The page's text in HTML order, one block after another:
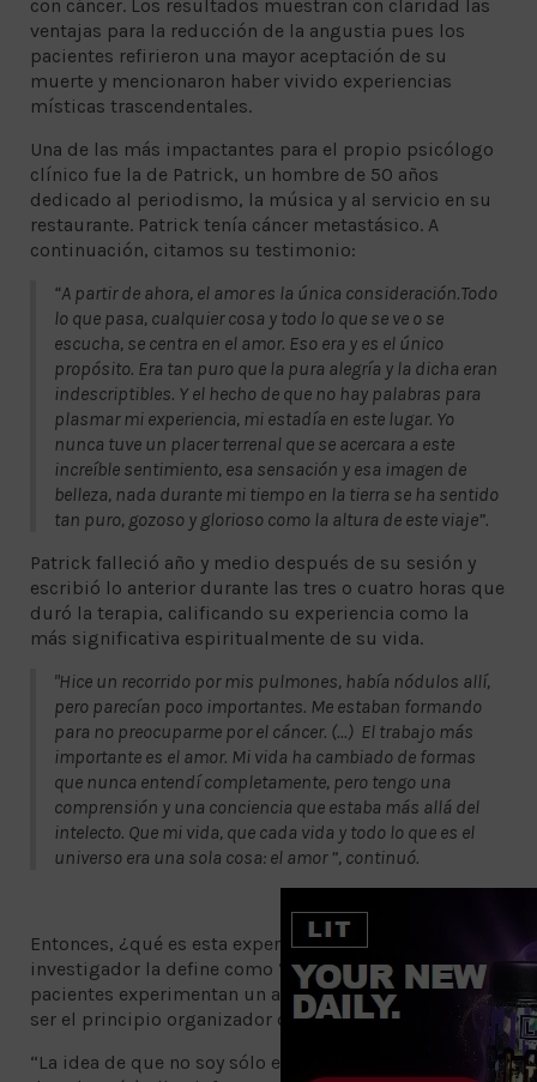
con cáncer. Los resultados muestran con claridad las
ventajas para la reducción de la angustia pues los
pacientes refirieron una mayor aceptación de su
muerte y mencionaron haber vivido experiencias
místicas trascendentales.
Una de las más impactantes para el propio psicólogo
clínico fue la de Patrick, un hombre de 50 años
dedicado al periodismo, la música y al servicio en su
restaurante. Patrick tenía cáncer metastásico. A
continuación, citamos su testimonio:
“A partir de ahora, el amor es la única consideración.Todo
lo que pasa, cualquier cosa y todo lo que se ve o se
escucha, se centra en el amor. Eso era y es el único
propósito. Era tan puro que la pura alegría y la dicha eran
indescriptibles. Y el hecho de que no hay palabras para
plasmar mi experiencia, mi estadía en este lugar. Yo
nunca tuve un placer terrenal que se acercara a este
increíble sentimiento, esa sensación y esa imagen de
belleza, nada durante mi tiempo en la tierra se ha sentido
tan puro, gozoso y glorioso como la altura de este viaje”.
Patrick falleció año y medio después de su sesión y
escribió lo anterior durante las tres o cuatro horas que
duró la terapia, calificando su experiencia como la
más significativa espiritualmente de su vida.
"Hice un recorrido por mis pulmones, había nódulos allí,
pero parecían poco importantes. Me estaban formando
para no preocuparme por el cáncer. (...) El trabajo más
importante es el amor. Mi vida ha cambiado de formas
que nunca entendí completamente, pero tengo una
comprensión y una conciencia que estaba más allá del
intelecto. Que mi vida, que cada vida y todo lo que es el
universo era una sola cosa: el amor ”, continuó.
Entonces, ¿qué es esta experiencia mística? El
investigador la define como “ágape” ya que según los
pacientes experimentan un amor universal que parece
ser el principio organizador del universo.
“La idea de que no soy sólo este cuerpo, soy algo más